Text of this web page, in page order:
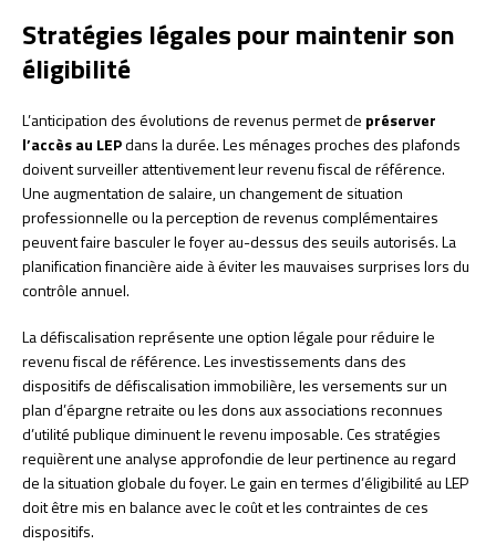
Stratégies légales pour maintenir son
éligibilité
L’anticipation des évolutions de revenus permet de préserver
l’accès au LEPdans la durée. Les ménages proches des plafonds
doivent surveiller attentivement leur revenu fiscal de référence.
Une augmentation de salaire, un changement de situation
professionnelle ou la perception de revenus complémentaires
peuvent faire basculer le foyer au-dessus des seuils autorisés. La
planification financière aide à éviter les mauvaises surprises lors du
contrôle annuel.
La défiscalisation représente une option légale pour réduire le
revenu fiscal de référence. Les investissements dans des
dispositifs de défiscalisation immobilière, les versements sur un
plan d’épargne retraite ou les dons aux associations reconnues
d’utilité publique diminuent le revenu imposable. Ces stratégies
requièrent une analyse approfondie de leur pertinence au regard
de la situation globale du foyer. Le gain en termes d’éligibilité au LEP
doit être mis en balance avec le coût et les contraintes de ces
dispositifs.